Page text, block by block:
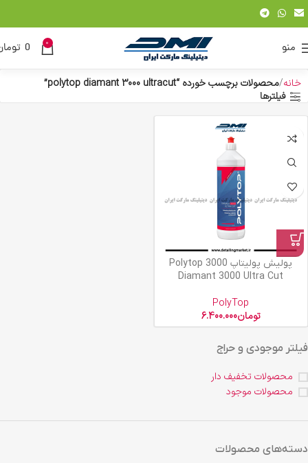
منو 0
0
فیلتر موجودی و حراج
محصولات تخفیف دار
محصولات موجود
دسته‌های محصولات
خانه محصولات برچسب خورده “polytop diamant 3000 ultracut”
فیلترها
پولیش پولیتاپ 3000 Polytop
Diamant 3000 Ultra Cut
PolyTop
تومان6.400.000